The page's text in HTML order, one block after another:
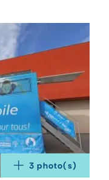
3 photo(s)